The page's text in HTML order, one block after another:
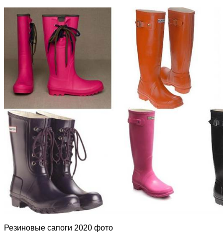
Резиновые сапоги 2020 фото